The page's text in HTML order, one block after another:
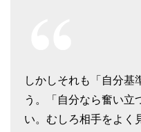
しかしそれも「自分基
う。「自分なら奮い立
い。むしろ相手をよく